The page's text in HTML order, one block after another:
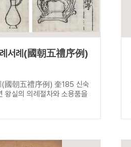
서례(國朝五禮序例)
(國朝五禮序例) 奎185 신숙
왕실의 의례절차와 소용품을